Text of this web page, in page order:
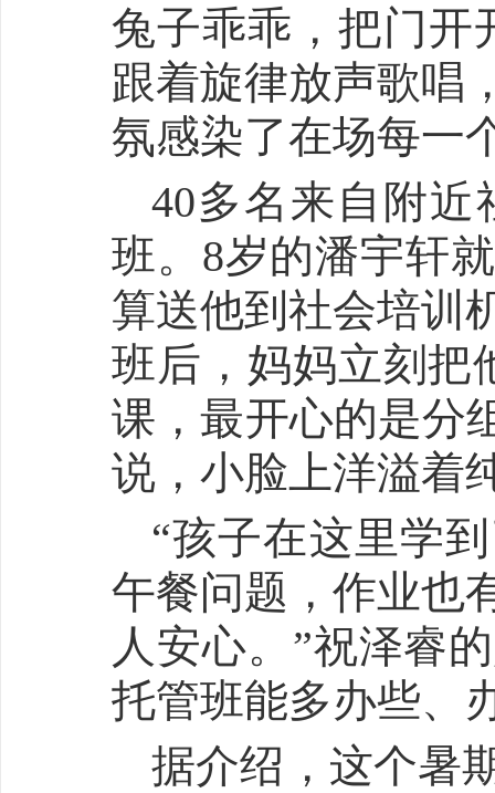
兔子乖乖，把门
跟着旋律放声歌唱
氛感染了在场每一
40多名来自附
班。8岁的潘宇轩
算送他到社会培训
班后，妈妈立刻把
课，最开心的是分
说，小脸上洋溢着
“孩子在这里学
午餐问题，作业也
人安心。”祝泽睿
托管班能多办些、
据介绍，这个暑